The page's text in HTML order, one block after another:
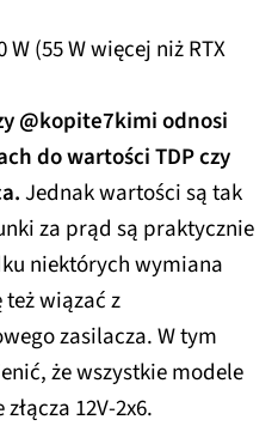
W (55 W więcej niż RTX
@kopite7kimi odnosi
do wartości TDP czy
Jednak wartości są tak
za prąd są praktycznie
niektórych wymiana
wiązać z
zasilacza. W tym
że wszystkie modele
12V-2x6.